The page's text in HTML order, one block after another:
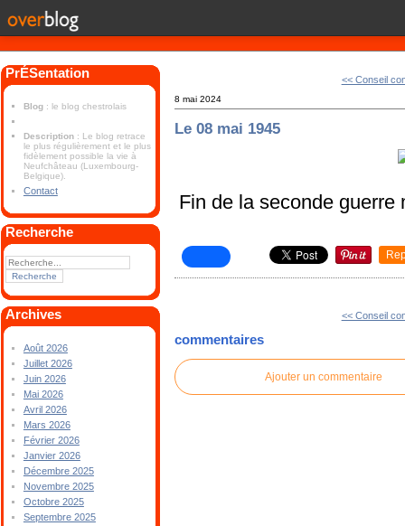
PrÉSentation
Blog : le blog chestrolais
Description : Le blog retrace
le plus régulièrement et le plus
fidèlement possible la vie à
Neufchâteau (Luxembourg-
Belgique).
Contact
Recherche
Archives
Août 2026
Juillet 2026
Juin 2026
Mai 2026
Avril 2026
Mars 2026
Février 2026
Janvier 2026
Décembre 2025
Novembre 2025
Octobre 2025
Septembre 2025
<< Conseil
8 mai 2024
Le 08 mai 1945
Fin de la seconde guerre
<< Conseil
commentaires
Ajouter un commentaire